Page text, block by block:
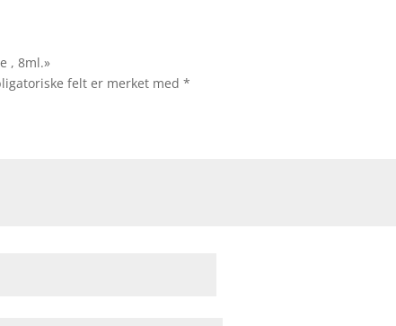
, 8ml.»
felt er merket med*